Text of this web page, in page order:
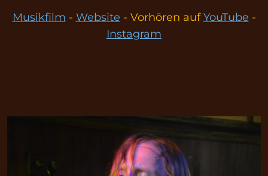
Musikfilm - Website - Vorhören aufYouTube -
Instagram